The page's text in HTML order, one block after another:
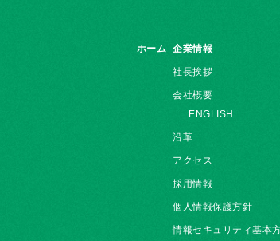
ホーム 企業情報
社長挨拶
会社概要
ENGLISH
沿革
アクセス
採用情報
個人情報保護方針
情報セキュリティ基本